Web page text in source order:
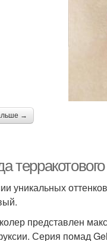
→
уникальных
представлен
Серия помад